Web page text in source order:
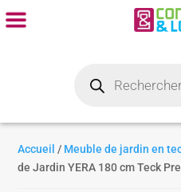
produits
Accueil / Meuble de jardin en
de Jardin YERA 180 cm Teck